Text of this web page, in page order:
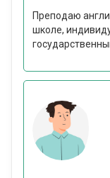
Преподаю
школе,